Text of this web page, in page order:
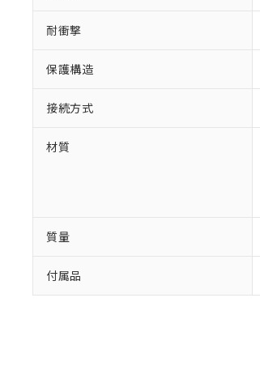
耐衝撃
保護構造
接続方式
材質
質量
付属品